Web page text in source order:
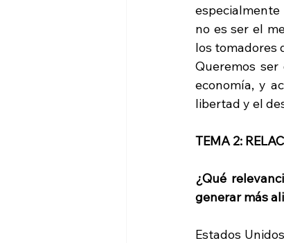
no es ser el
los tomadores
Queremos
economía, y
libertad y el
TEMA 2:
¿Qué
generar más
Estados